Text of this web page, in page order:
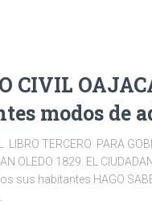
CIVIL
modos de
LIBRO TERCERO PARA
OLEDO 1829. EL
sus habitantes HAGO